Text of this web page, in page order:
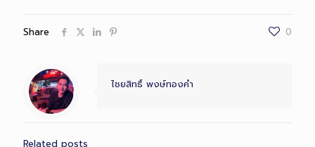
Share 0
ไชยสิทธิ์ พงษ์ทองคำ
Related posts